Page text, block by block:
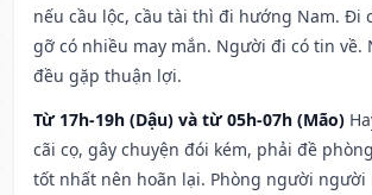
nếu cầu lộc, cầu tài thì đi hướng Nam. Đi
gỡ có nhiều may mắn. Người đi có tin về.
đều gặp thuận lợi.
Từ 17h-19h (Dậu) và từ 05h-07h (Mão)
cãi cọ, gây chuyện đói kém, phải đề
tốt nhất nên hoãn lại. Phòng người người